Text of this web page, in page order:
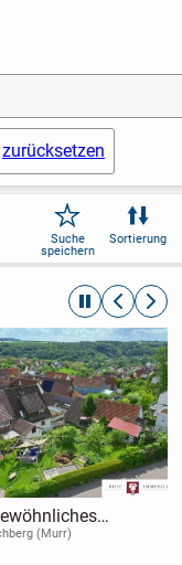
zurücksetzen
Suche
speichern
Sortierung
automatische
mit viel
(Murr)